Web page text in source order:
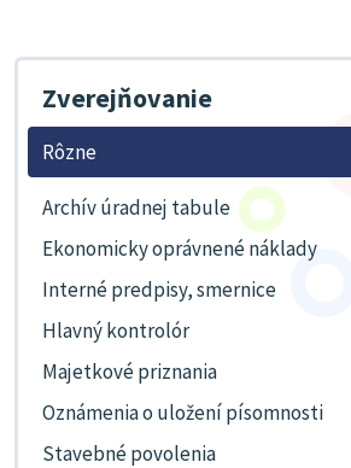
Zverejňovanie
Rôzne
Archív úradnej tabule
Ekonomicky oprávnené náklady
Interné predpisy, smernice
Hlavný kontrolór
Majetkové priznania
Oznámenia o uložení písomnosti
Stavebné povolenia